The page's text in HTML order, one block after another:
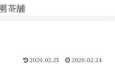
茶舗
2020.02.25 2020.02.24